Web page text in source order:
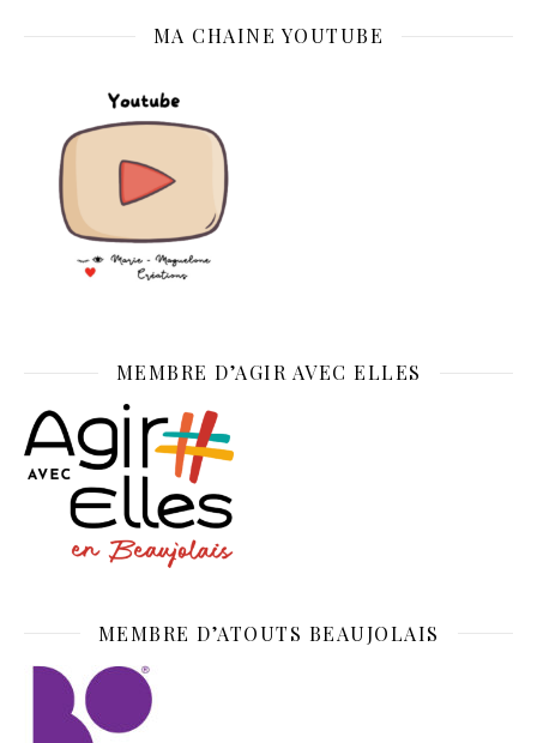
MA CHAINE YOUTUBE
MEMBRE D’AGIR AVEC ELLES
MEMBRE D’ATOUTS BEAUJOLAIS